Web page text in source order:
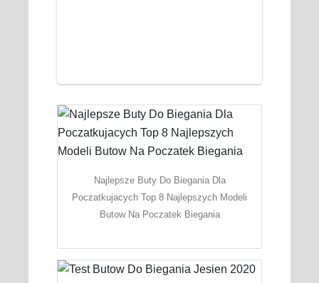
Najlepsze Buty Do Biegania Dla
Poczatkujacych Top 8 Najlepszych Modeli
Butow Na Poczatek Biegania